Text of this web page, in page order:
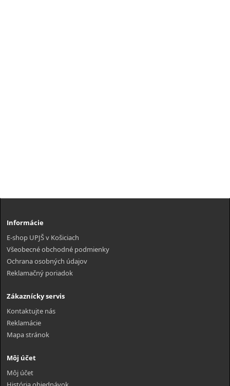
Informácie
E-shop UPJŠ v Košiciach
Všeobecné obchodné podmienky
Ochrana osobných údajov
Reklamačný poriadok
Zákaznícky servis
Kontaktujte nás
Reklamácie
Mapa stránok
Môj účet
Môj účet